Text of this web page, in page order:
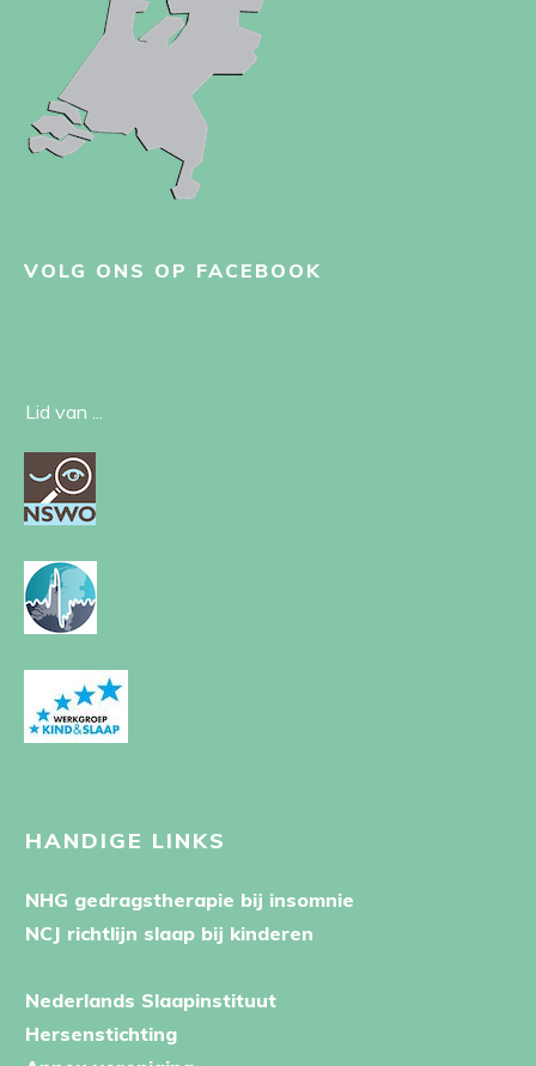
VOLG ONS OP FACEBOOK
Lid van ...
HANDIGE LINKS
NHG gedragstherapie bij insomnie
NCJ richtlijn slaap bij kinderen
Nederlands Slaapinstituut
Hersenstichting